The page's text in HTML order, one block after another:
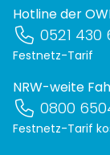
Hotline der
0521 430
Festnetz-Tarif
NRW-weite
0800
Festnetz-Tarif